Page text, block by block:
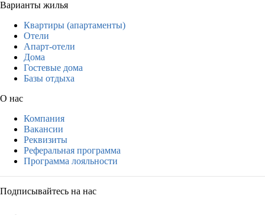
Варианты жилья
Квартиры (апартаменты)
Отели
Апарт-отели
Дома
Гостевые дома
Базы отдыха
О нас
Компания
Вакансии
Реквизиты
Реферальная программа
Программа лояльности
Подписывайтесь на нас